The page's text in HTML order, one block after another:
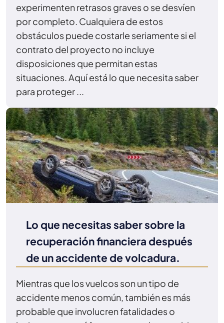
experimenten retrasos graves o se desvíen
por completo. Cualquiera de estos
obstáculos puede costarle seriamente si el
contrato del proyecto no incluye
disposiciones que permitan estas
situaciones. Aquí está lo que necesita saber
para proteger ...
Lo que necesitas saber sobre la
recuperación financiera después
de un accidente de volcadura.
Mientras que los vuelcos son un tipo de
accidente menos común, también es más
probable que involucren fatalidades o